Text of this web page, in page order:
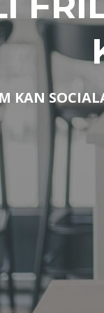
KAN